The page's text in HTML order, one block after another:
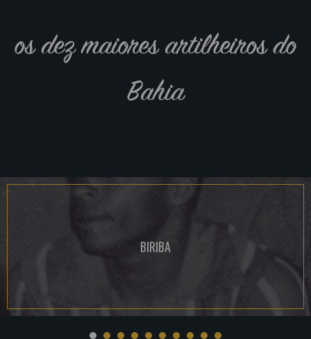
os dez maiores artilheiros do
Bahia
BIRIBA